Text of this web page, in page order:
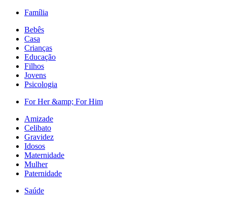
Família
Bebês
Casa
Crianças
Educação
Filhos
Jovens
Psicologia
For Her &amp; For Him
Amizade
Celibato
Gravidez
Idosos
Maternidade
Mulher
Paternidade
Saúde